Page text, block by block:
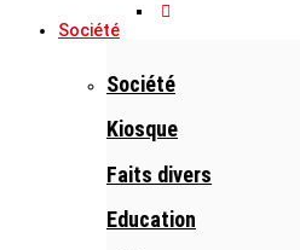
Société
Société
Kiosque
Faits divers
Education